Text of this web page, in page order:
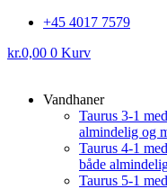
+45 4017 7579
kr.0,00 0 Kurv
Vandhaner
Taurus 3-1
almindelig og
Taurus 4-1
både
Taurus 5-1